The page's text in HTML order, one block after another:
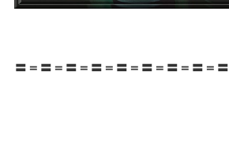
〓＝〓＝〓＝〓＝〓＝〓＝〓＝〓＝〓